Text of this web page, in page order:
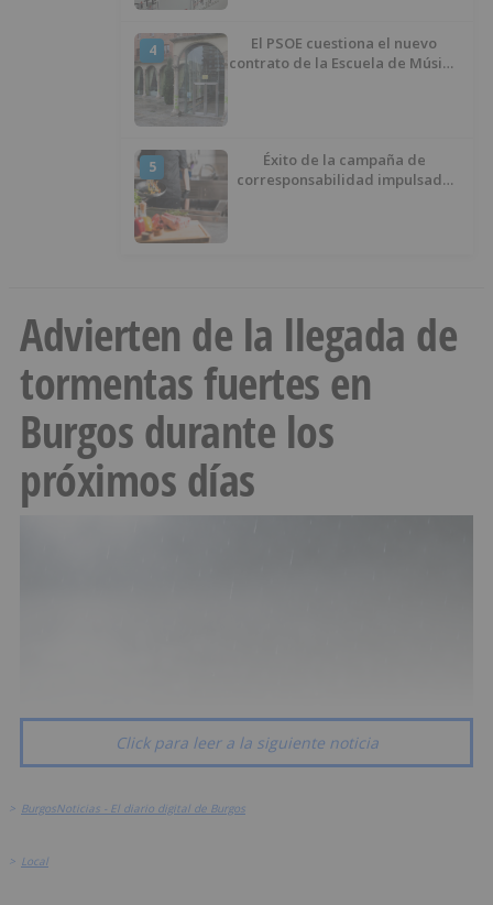
4
El PSOE cuestiona el nuevo
contrato de la Escuela de Música
5
Éxito de la campaña de
corresponsabilidad impulsada
Advierten de la llegada de
tormentas fuertes en
Burgos durante los
próximos días
Click para leer a la siguiente noticia
> BurgosNoticias - El diario digital de Burgos
> Local